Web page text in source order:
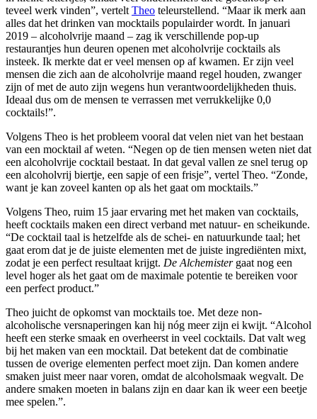
teveel werk vinden”, vertelt Theo teleurstellend. “Maar ik merk aan
alles dat het drinken van mocktails populairder wordt. In januari
2019 – alcoholvrije maand – zag ik verschillende pop-up
restaurantjes hun deuren openen met alcoholvrije cocktails als
insteek. Ik merkte dat er veel mensen op af kwamen. Er zijn veel
mensen die zich aan de alcoholvrije maand regel houden, zwanger
zijn of met de auto zijn wegens hun verantwoordelijkheden thuis.
Ideaal dus om de mensen te verrassen met verrukkelijke 0,0
cocktails!”.
Volgens Theo is het probleem vooral dat velen niet van het bestaan
van een mocktail af weten. “Negen op de tien mensen weten niet dat
een alcoholvrije cocktail bestaat. In dat geval vallen ze snel terug op
een alcoholvrij biertje, een sapje of een frisje”, vertel Theo. “Zonde,
want je kan zoveel kanten op als het gaat om mocktails.”
Volgens Theo, ruim 15 jaar ervaring met het maken van cocktails,
heeft cocktails maken een direct verband met natuur- en scheikunde.
“De cocktail taal is hetzelfde als de schei- en natuurkunde taal; het
gaat erom dat je de juiste elementen met de juiste ingrediënten mixt,
zodat je een perfect resultaat krijgt. De Alchemistergaat nog een
level hoger als het gaat om de maximale potentie te bereiken voor
een perfect product.”
Theo juicht de opkomst van mocktails toe. Met deze non-
alcoholische versnaperingen kan hij nóg meer zijn ei kwijt. “Alcohol
heeft een sterke smaak en overheerst in veel cocktails. Dat valt weg
bij het maken van een mocktail. Dat betekent dat de combinatie
tussen de overige elementen perfect moet zijn. Dan komen andere
smaken juist meer naar voren, omdat de alcoholsmaak wegvalt. De
andere smaken moeten in balans zijn en daar kan ik weer een beetje
mee spelen.”.